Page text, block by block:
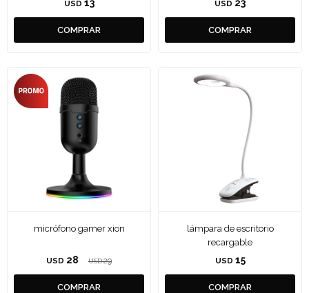
USD 13 USD 23
micrófono gamer xion
USD 28 USD 29
lámpara de escritorio
recargable
USD 15